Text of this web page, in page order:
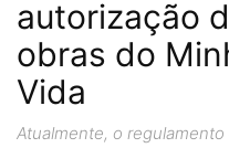
autorização
obras do
Vida
Atualmente, o